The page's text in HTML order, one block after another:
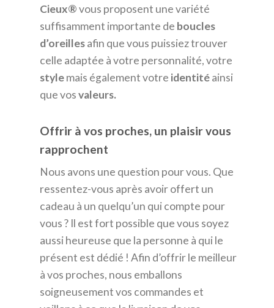
Cieux®vous proposent une variété
suffisamment importante de boucles
d’oreillesafin que vous puissiez trouver
celle adaptée à votre personnalité, votre
stylemais également votre identitéainsi
que vosvaleurs.
Offrir à vos proches, un plaisir vous
rapprochent
Nous avons une question pour vous. Que
ressentez-vous après avoir offert un
cadeau à un quelqu’un qui compte pour
vous ? Il est fort possible que vous soyez
aussi heureuse que la personne à qui le
présent est dédié ! Afin d’offrir le meilleur
à vos proches, nous emballons
soigneusement vos commandes et